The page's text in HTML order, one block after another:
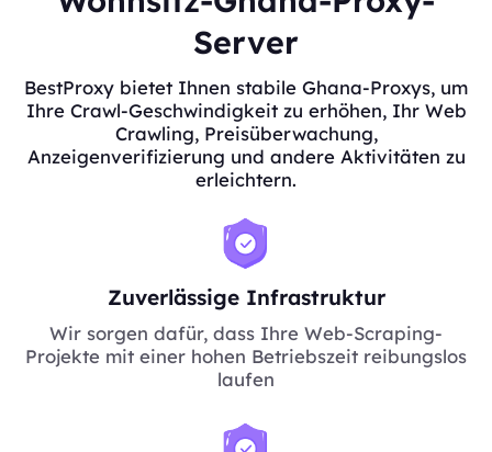
Server
BestProxy bietet Ihnen stabile Ghana-Proxys, um
Ihre Crawl-Geschwindigkeit zu erhöhen, Ihr Web
Crawling, Preisüberwachung,
Anzeigenverifizierung und andere Aktivitäten zu
erleichtern.
Zuverlässige Infrastruktur
Wir sorgen dafür, dass Ihre Web-Scraping-
Projekte mit einer hohen Betriebszeit reibungslos
laufen